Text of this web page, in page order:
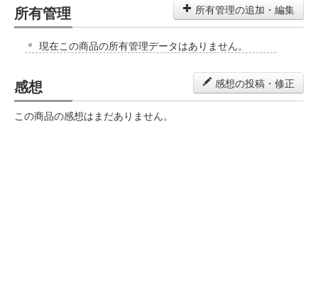
所有管理 所有管理の追加・編集
現在この商品の所有管理データはありません。
感想 感想の投稿・修正
この商品の感想はまだありません。